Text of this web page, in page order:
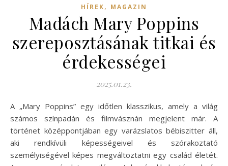
HÍREK, MAGAZIN
Madách Mary Poppins
szereposztásának titkai és
érdekességei
2025.01.23.
A „Mary Poppins” egy időtlen klasszikus, amely a világ
számos színpadán és filmvásznán megjelent már. A
történet középpontjában egy varázslatos bébiszitter áll,
aki rendkívüli képességeivel és szórakoztató
személyiségével képes megváltoztatni egy család életét.